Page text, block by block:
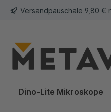
Zur
Versandpauschale 9,80 €
Dino-Lite Mikroskope